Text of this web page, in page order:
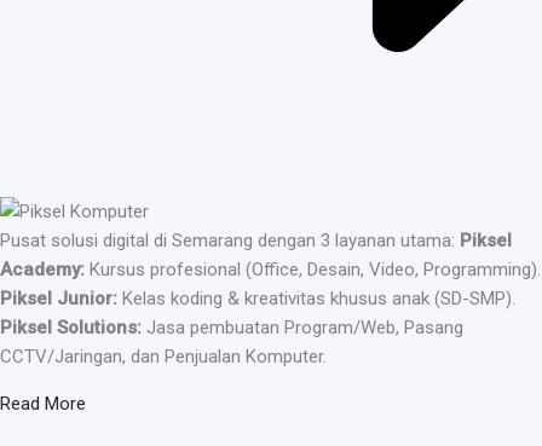
Pusat solusi digital di Semarang dengan 3 layanan utama: Piksel
Academy: Kursus profesional (Office, Desain, Video, Programming).
Piksel Junior: Kelas koding & kreativitas khusus anak (SD-SMP).
Piksel Solutions: Jasa pembuatan Program/Web, Pasang
CCTV/Jaringan, dan Penjualan Komputer.
Read More